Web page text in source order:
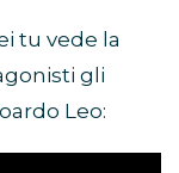
tu vede la
gli
Leo: